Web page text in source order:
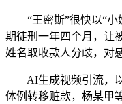
“王密斯”很快以“小姨
期徒刑一年四个月，让
姓名取收款人分歧，对
AI生成视频引流，以
体例转移赃款，杨某甲